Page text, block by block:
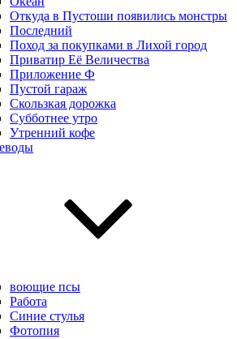
Откуда в Пустоши появились монстры
Последний
Поход за покупками в Лихой город
Приватир Её Величества
Приложение Ф
Пустой гараж
Скользкая дорожка
Субботнее утро
Утренний кофе
воющие псы
Работа
Синие стулья
Фотопия